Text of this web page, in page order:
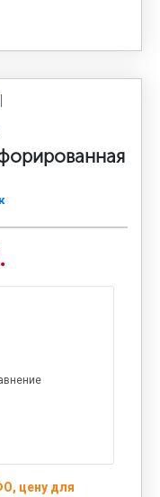
цену для